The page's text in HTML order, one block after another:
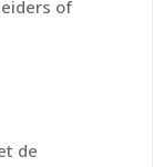
of
de